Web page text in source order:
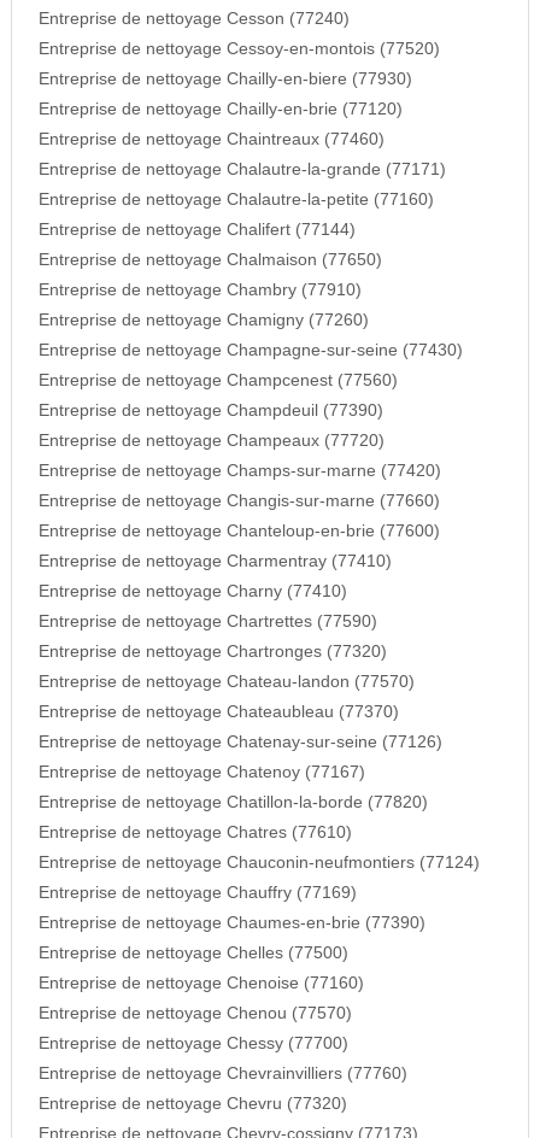
Entreprise de nettoyage Cesson (77240)
Entreprise de nettoyage Cessoy-en-montois (77520)
Entreprise de nettoyage Chailly-en-biere (77930)
Entreprise de nettoyage Chailly-en-brie (77120)
Entreprise de nettoyage Chaintreaux (77460)
Entreprise de nettoyage Chalautre-la-grande (77171)
Entreprise de nettoyage Chalautre-la-petite (77160)
Entreprise de nettoyage Chalifert (77144)
Entreprise de nettoyage Chalmaison (77650)
Entreprise de nettoyage Chambry (77910)
Entreprise de nettoyage Chamigny (77260)
Entreprise de nettoyage Champagne-sur-seine (77430)
Entreprise de nettoyage Champcenest (77560)
Entreprise de nettoyage Champdeuil (77390)
Entreprise de nettoyage Champeaux (77720)
Entreprise de nettoyage Champs-sur-marne (77420)
Entreprise de nettoyage Changis-sur-marne (77660)
Entreprise de nettoyage Chanteloup-en-brie (77600)
Entreprise de nettoyage Charmentray (77410)
Entreprise de nettoyage Charny (77410)
Entreprise de nettoyage Chartrettes (77590)
Entreprise de nettoyage Chartronges (77320)
Entreprise de nettoyage Chateau-landon (77570)
Entreprise de nettoyage Chateaubleau (77370)
Entreprise de nettoyage Chatenay-sur-seine (77126)
Entreprise de nettoyage Chatenoy (77167)
Entreprise de nettoyage Chatillon-la-borde (77820)
Entreprise de nettoyage Chatres (77610)
Entreprise de nettoyage Chauconin-neufmontiers (77124)
Entreprise de nettoyage Chauffry (77169)
Entreprise de nettoyage Chaumes-en-brie (77390)
Entreprise de nettoyage Chelles (77500)
Entreprise de nettoyage Chenoise (77160)
Entreprise de nettoyage Chenou (77570)
Entreprise de nettoyage Chessy (77700)
Entreprise de nettoyage Chevrainvilliers (77760)
Entreprise de nettoyage Chevru (77320)
Entreprise de nettoyage Chevry-cossigny (77173)